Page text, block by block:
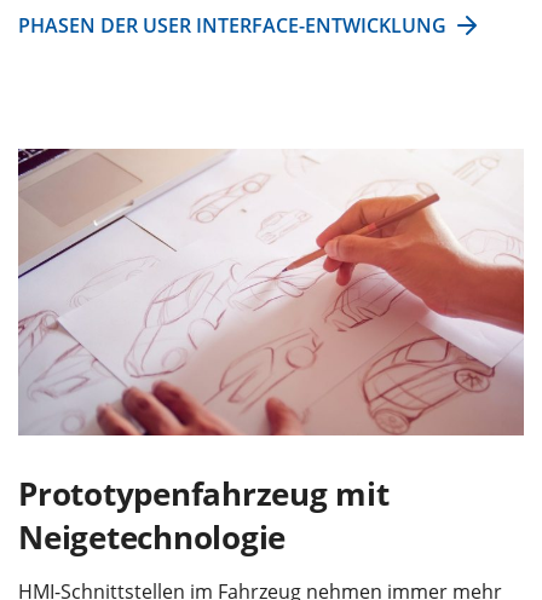
PHASEN DER USER INTERFACE-ENTWICKLUNG
Prototypenfahrzeug mit
Neigetechnologie
HMI-Schnittstellen im Fahrzeug nehmen immer mehr